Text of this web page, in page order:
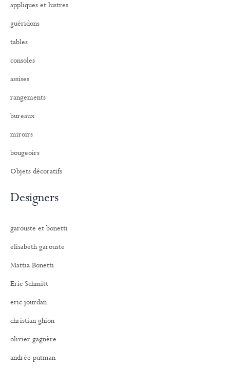
:
appliques et lustres
guéridons
tables
consoles
assises
rangements
bureaux
miroirs
bougeoirs
Objets décoratifs
Designers
garouste et bonetti
elisabeth garouste
Mattia Bonetti
Eric Schmitt
eric jourdan
christian ghion
olivier gagnère
andrée putman